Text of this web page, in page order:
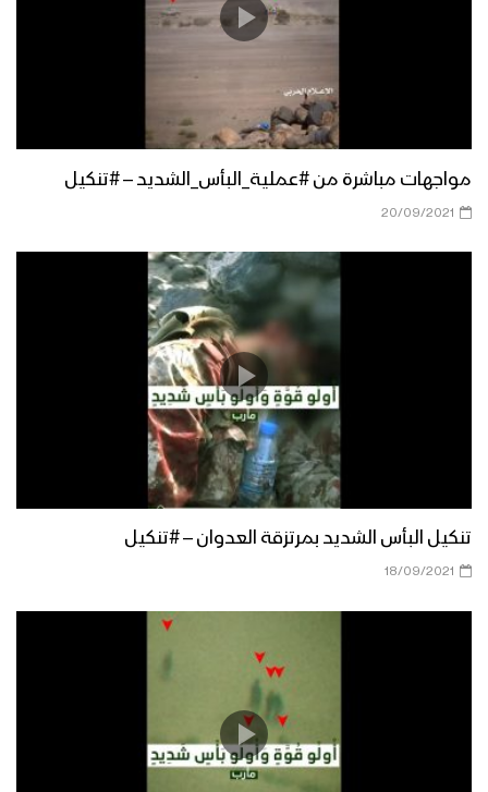
ضربات مسددة من #عملية_البأس_الشديد
– ولاتهنوا
عملية البأس الشديد (معركة استقلال) –
“تحرير مديريتي مدغل ومجزر” – #فلاشة
#عملية_البأس_الشديد – ولاتهنوا
عملية البأس الشديد (ملحمة نصر) – “تحرير
مديريتي مدغل ومجزر” – #فلاشة
المشاهد الكاملة لعملية البأس الشديد
“تحرير مديريتي مدغل ومجزر بمحافظة
مأرب”
فرار مرتزقة العدوان خلال
#عملية_البأس_الشديد – #تنكيل
البأس الشديد (تحرير مديريتي مدغل ومجزر
مواجهات مباشرة من #عملية_البأس_الشديد – #تنكيل
20/09/2021
تنكيل البأس الشديد بمرتزقة العدوان – #تنكيل
18/09/2021